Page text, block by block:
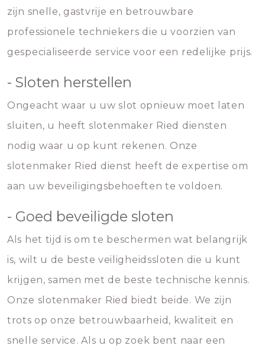
zijn snelle, gastvrije en betrouwbare
professionele techniekers die u voorzien van
gespecialiseerde service voor een redelijke prijs.
- Sloten herstellen
Ongeacht waar u uw slot opnieuw moet laten
sluiten, u heeft slotenmaker Ried diensten
nodig waar u op kunt rekenen. Onze
slotenmaker Ried dienst heeft de expertise om
aan uw beveiligingsbehoeften te voldoen.
- Goed beveiligde sloten
Als het tijd is om te beschermen wat belangrijk
is, wilt u de beste veiligheidssloten die u kunt
krijgen, samen met de beste technische kennis.
Onze slotenmaker Ried biedt beide. We zijn
trots op onze betrouwbaarheid, kwaliteit en
snelle service. Als u op zoek bent naar een